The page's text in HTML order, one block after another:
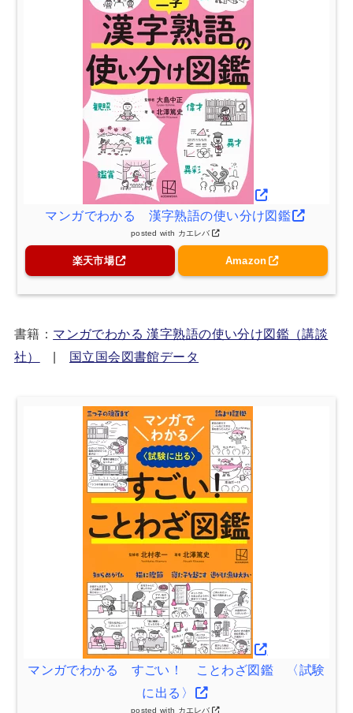
マンガでわかる 漢字熟語の使い分け図鑑
posted with カエレバ
楽天市場 Amazon
書籍： マンガでわかる 漢字熟語の使い分け図鑑（講談
社）
国立国会図書館データ
マンガでわかる すごい！ ことわざ図鑑 〈試験
に出る〉
posted with カエレバ